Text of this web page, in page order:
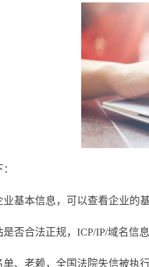
基本信息，可以查看企业的
否合法正规，ICP/IP/域名信
、老赖，全国法院失信被执